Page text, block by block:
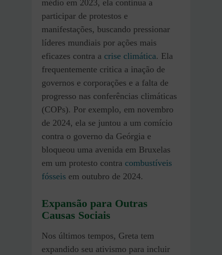
médio em 2023, ela continua a
participar de protestos e
manifestações, buscando pressionar
líderes mundiais por ações mais
eficazes contra a crise climática. Ela
frequentemente critica a inação de
governos e corporações e a falta de
progresso nas conferências climáticas
(COPs). Por exemplo, em novembro
de 2024, ela se juntou a um comício
contra o governo da Geórgia e
bloqueou uma avenida em Bruxelas
em um protesto contra combustíveis
fósseis em outubro de 2024.
Expansão para Outras
Causas Sociais
Nos últimos tempos, Greta tem
expandido seu ativismo para incluir